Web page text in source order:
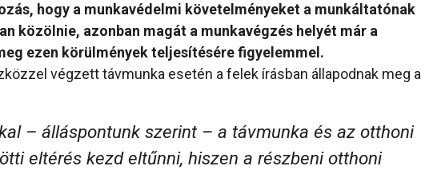
hogy a munkavédelmi követelményeket a munkáltatónak
közölnie, azonban magát a munkavégzés helyét már a
ezen körülmények teljesítésére figyelemmel.
végzett távmunka esetén a felek írásban állapodnak meg a
– álláspontunk szerint – a távmunka és az otthoni
eltérés kezd eltűnni, hiszen a részbeni otthoni